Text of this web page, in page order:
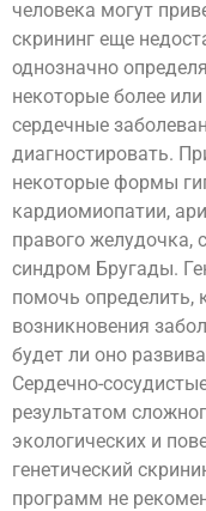
человека могут
скрининг еще
однозначно
некоторые более
сердечные
диагностировать.
некоторые формы
кардиомиопатии,
правого желудочка,
синдром Бругады.
помочь определить,
возникновения
будет ли оно
Сердечно-
результатом
экологических и
генетический
программ не